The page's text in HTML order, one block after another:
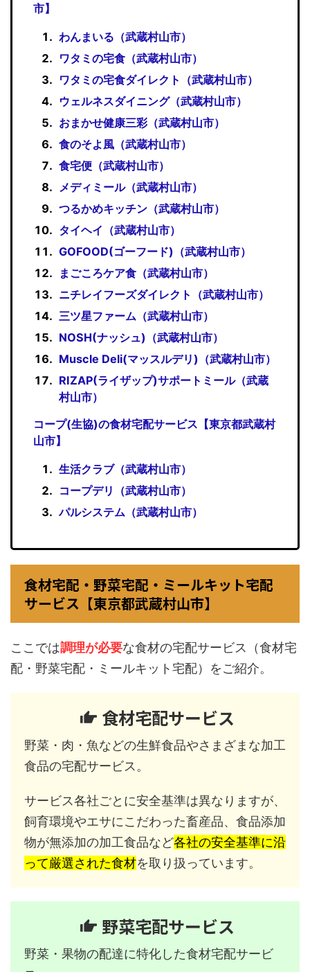
市】
わんまいる（武蔵村山市）
ワタミの宅食（武蔵村山市）
ワタミの宅食ダイレクト（武蔵村山市）
ウェルネスダイニング（武蔵村山市）
おまかせ健康三彩（武蔵村山市）
食のそよ風（武蔵村山市）
食宅便（武蔵村山市）
メディミール（武蔵村山市）
つるかめキッチン（武蔵村山市）
タイヘイ（武蔵村山市）
GOFOOD(ゴーフード)（武蔵村山市）
まごころケア食（武蔵村山市）
ニチレイフーズダイレクト（武蔵村山市）
三ツ星ファーム（武蔵村山市）
NOSH(ナッシュ)（武蔵村山市）
Muscle Deli(マッスルデリ)（武蔵村山市）
RIZAP(ライザップ)サポートミール（武蔵
村山市）
コープ(生協)の食材宅配サービス【東京都武蔵村
山市】
生活クラブ（武蔵村山市）
コープデリ（武蔵村山市）
パルシステム（武蔵村山市）
食材宅配・野菜宅配・ミールキット宅配
サービス【東京都武蔵村山市】
ここでは調理が必要な食材の宅配サービス（食材宅
配・野菜宅配・ミールキット宅配）をご紹介。
食材宅配サービス
野菜・肉・魚などの生鮮食品やさまざまな加工
食品の宅配サービス。
サービス各社ごとに安全基準は異なりますが、
飼育環境やエサにこだわった畜産品、食品添加
物が無添加の加工食品など各社の安全基準に沿
って厳選された食材を取り扱っています。
野菜宅配サービス
野菜・果物の配達に特化した食材宅配サービ